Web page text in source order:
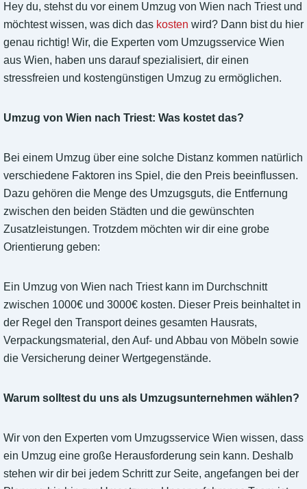
Hey du, stehst du vor einem Umzug von Wien nach Triest und
möchtest wissen, was dich das kosten wird? Dann bist du hier
genau richtig! Wir, die Experten vom Umzugsservice Wien
aus Wien, haben uns darauf spezialisiert, dir einen
stressfreien und kostengünstigen Umzug zu ermöglichen.
Umzug von Wien nach Triest: Was kostet das?
Bei einem Umzug über eine solche Distanz kommen natürlich
verschiedene Faktoren ins Spiel, die den Preis beeinflussen.
Dazu gehören die Menge des Umzugsguts, die Entfernung
zwischen den beiden Städten und die gewünschten
Zusatzleistungen. Trotzdem möchten wir dir eine grobe
Orientierung geben:
Ein Umzug von Wien nach Triest kann im Durchschnitt
zwischen 1000€ und 3000€ kosten. Dieser Preis beinhaltet in
der Regel den Transport deines gesamten Hausrats,
Verpackungsmaterial, den Auf- und Abbau von Möbeln sowie
die Versicherung deiner Wertgegenstände.
Warum solltest du uns als Umzugsunternehmen wählen?
Wir von den Experten vom Umzugsservice Wien wissen, dass
ein Umzug eine große Herausforderung sein kann. Deshalb
stehen wir dir bei jedem Schritt zur Seite, angefangen bei der